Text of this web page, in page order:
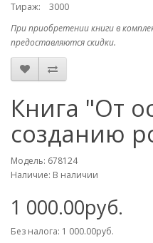
Тираж: 3000
При приобретении книги в
предоставляются скидки.
Книга "От
созданию
Модель: 678124
Наличие: В наличии
1 000.00руб.
Без налога: 1 000.00руб.